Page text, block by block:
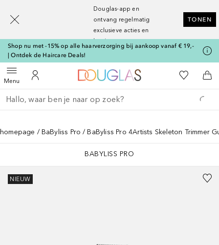
Douglas-app en
ontvang regelmatig
exclusieve acties en
kortingen
TONEN
Shop nu met -15% op alle haarverzorging bij aankoop vanaf € 19,-
| Ontdek de Haircare Deals!
MenuOpen menuNaar Mijn Account
Naar Douglas Home
Naar Mijn
Ga terug
Zoekopdracht uitvoeren
homepage BaByliss Pro BaByliss Pro 4Artists Skeleton Trimmer
BABYLISS PRO
NIEUW
[navigation.slideout.screenreader]